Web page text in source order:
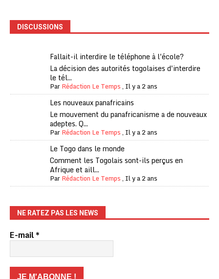
DISCUSSIONS
Fallait-il interdire le téléphone à l'école?
La décision des autorités togolaises d'interdire
le tél...
ParRédaction Le Temps, Il y a 2 ans
Les nouveaux panafricains
Le mouvement du panafricanisme a de nouveaux
adeptes. Q...
ParRédaction Le Temps, Il y a 2 ans
Le Togo dans le monde
Comment les Togolais sont-ils perçus en
Afrique et aill...
ParRédaction Le Temps, Il y a 2 ans
NE RATEZ PAS LES NEWS
E-mail*